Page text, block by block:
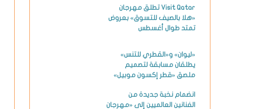
Visit Qatar تطلق مهرجان
«هلا بالصيف للتسوق» بعروض
تمتد طوال أغسطس
«ليوان» و«القطري للتنس»
يطلقان مسابقة لتصميم
ملصق «قطر إكسون موبيل»
انضمام نخبة جديدة من
الفنانين العالميين إلى «مهرجان